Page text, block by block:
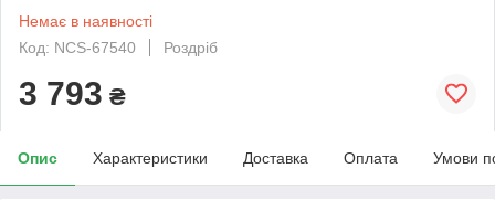
Немає в наявності
Код: NCS-67540
Роздріб
3 793 ₴
Опис Характеристики Доставка Оплата Умови